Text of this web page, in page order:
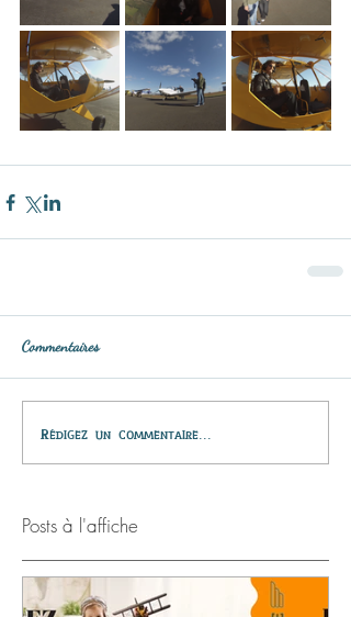
Commentaires
Rédigez un commentaire...
Posts à l'affiche